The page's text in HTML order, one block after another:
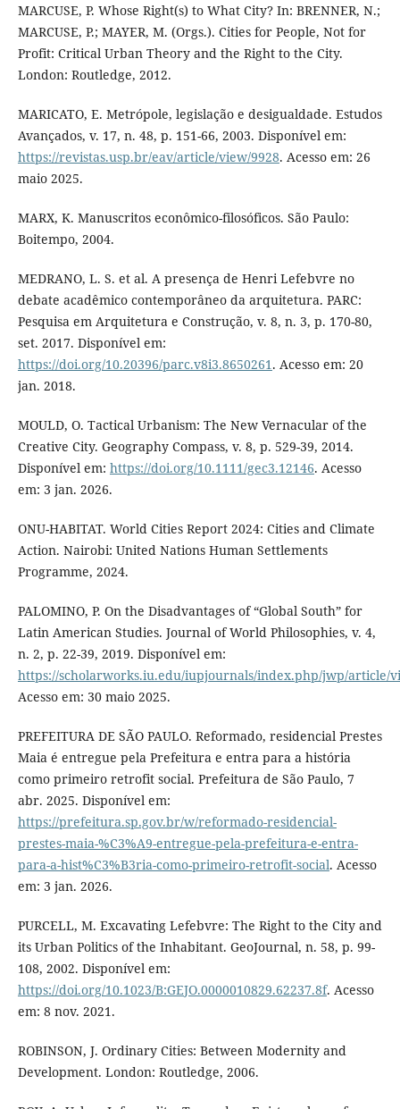
MARCUSE, P. Whose Right(s) to What City? In: BRENNER, N.;
MARCUSE, P.; MAYER, M. (Orgs.). Cities for People, Not for
Profit: Critical Urban Theory and the Right to the City.
London: Routledge, 2012.
MARICATO, E. Metrópole, legislação e desigualdade. Estudos
Avançados, v. 17, n. 48, p. 151-66, 2003. Disponível em:
https://revistas.usp.br/eav/article/view/9928. Acesso em: 26
maio 2025.
MARX, K. Manuscritos econômico-filosóficos. São Paulo:
Boitempo, 2004.
MEDRANO, L. S. et al. A presença de Henri Lefebvre no
debate acadêmico contemporâneo da arquitetura. PARC:
Pesquisa em Arquitetura e Construção, v. 8, n. 3, p. 170-80,
set. 2017. Disponível em:
https://doi.org/10.20396/parc.v8i3.8650261 . Acesso em: 20
jan. 2018.
MOULD, O. Tactical Urbanism: The New Vernacular of the
Creative City. Geography Compass, v. 8, p. 529-39, 2014.
Disponível em: https://doi.org/10.1111/gec3.12146. Acesso
em: 3 jan. 2026.
ONU-HABITAT. World Cities Report 2024: Cities and Climate
Action. Nairobi: United Nations Human Settlements
Programme, 2024.
PALOMINO, P. On the Disadvantages of “Global South” for
Latin American Studies. Journal of World Philosophies, v. 4,
n. 2, p. 22-39, 2019. Disponível em:
https://scholarworks.iu.edu/iupjournals/index.php/jwp/article/
Acesso em: 30 maio 2025.
PREFEITURA DE SÃO PAULO. Reformado, residencial Prestes
Maia é entregue pela Prefeitura e entra para a história
como primeiro retrofit social. Prefeitura de São Paulo, 7
abr. 2025. Disponível em:
https://prefeitura.sp.gov.br/w/reformado-residencial-
prestes-maia-%C3%A9-entregue-pela-prefeitura-e-entra-
para-a-hist%C3%B3ria-como-primeiro-retrofit-social. Acesso
em: 3 jan. 2026.
PURCELL, M. Excavating Lefebvre: The Right to the City and
its Urban Politics of the Inhabitant. GeoJournal, n. 58, p. 99-
108, 2002. Disponível em:
https://doi.org/10.1023/B:GEJO.0000010829.62237.8f. Acesso
em: 8 nov. 2021.
ROBINSON, J. Ordinary Cities: Between Modernity and
Development. London: Routledge, 2006.